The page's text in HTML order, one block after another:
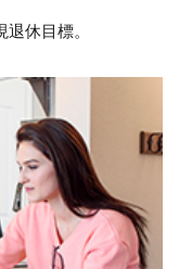
退休目標。